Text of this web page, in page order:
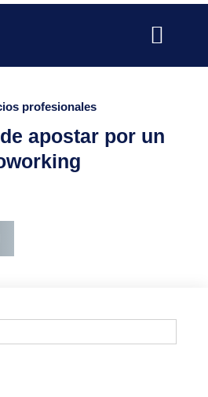
profesionales
apostar por un